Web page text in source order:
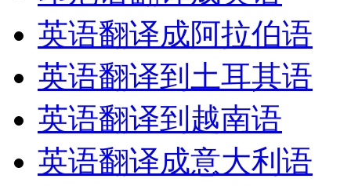
英语翻译成阿拉伯语
英语翻译到土耳其语
英语翻译到越南语
英语翻译成意大利语